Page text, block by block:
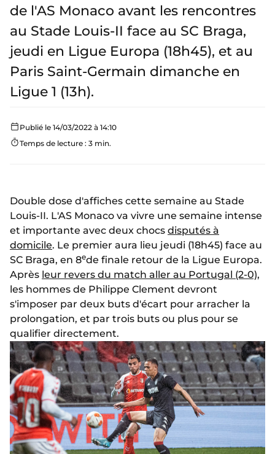
de l'AS Monaco avant les rencontres
au Stade Louis-II face au SC Braga,
jeudi en Ligue Europa (18h45), et au
Paris Saint-Germain dimanche en
Ligue 1 (13h).
Publié le 14/03/2022 à 14:10
Temps de lecture : 3 min.
Double dose d'affiches cette semaine au Stade
Louis-II. L'AS Monaco va vivre une semaine intense
et importante avec deux chocs disputés à
domicile. Le premier aura lieu jeudi (18h45) face au
SC Braga, en 8ede finale retour de la Ligue Europa.
Après leur revers du match aller au Portugal (2-0),
les hommes de Philippe Clement devront
s'imposer par deux buts d'écart pour arracher la
prolongation, et par trois buts ou plus pour se
qualifier directement.